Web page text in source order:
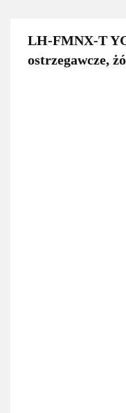
LH-FMNX-T
ostrzegawcze,